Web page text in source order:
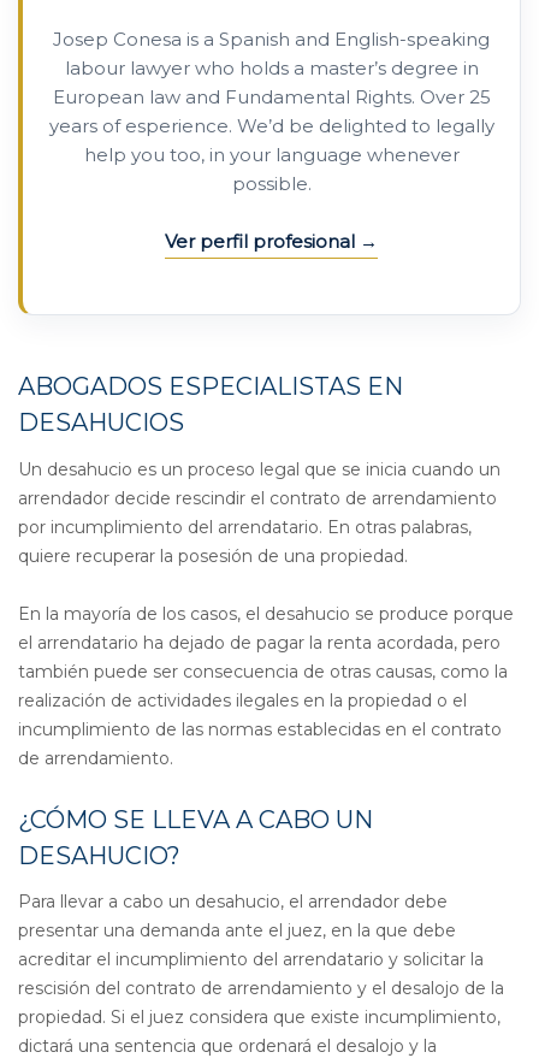
Josep Conesa is a Spanish and English-speaking
labour lawyer who holds a master’s degree in
European law and Fundamental Rights. Over 25
years of esperience. We’d be delighted to legally
help you too, in your language whenever
possible.
Ver perfil profesional
ABOGADOS ESPECIALISTAS EN
DESAHUCIOS
Un desahucio es un proceso legal que se inicia cuando un
arrendador decide rescindir el contrato de arrendamiento
por incumplimiento del arrendatario. En otras palabras,
quiere recuperar la posesión de una propiedad.
En la mayoría de los casos, el desahucio se produce porque
el arrendatario ha dejado de pagar la renta acordada, pero
también puede ser consecuencia de otras causas, como la
realización de actividades ilegales en la propiedad o el
incumplimiento de las normas establecidas en el contrato
de arrendamiento.
¿CÓMO SE LLEVA A CABO UN
DESAHUCIO?
Para llevar a cabo un desahucio, el arrendador debe
presentar una demanda ante el juez, en la que debe
acreditar el incumplimiento del arrendatario y solicitar la
rescisión del contrato de arrendamiento y el desalojo de la
propiedad. Si el juez considera que existe incumplimiento,
dictará una sentencia que ordenará el desalojo y la